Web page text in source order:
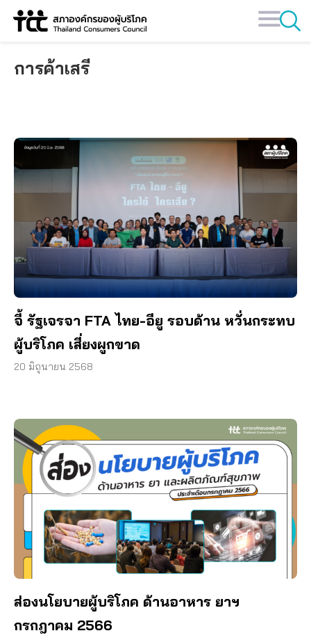
Skip
การค้าเสรี
จี้ รัฐเจรจา FTA ไทย-อียู รอบด้าน หวั่นกระทบ
ผู้บริโภค เสี่ยงผูกขาด
20 มิถุนายน 2568
ส่องนโยบายผู้บริโภค ด้านอาหาร ยาฯ
กรกฎาคม 2566